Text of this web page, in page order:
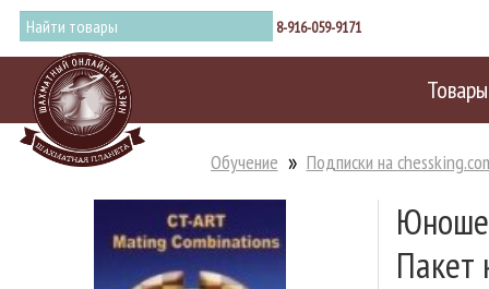
8-916-059-9171
Товары
Обучение Подписки на
Пакет